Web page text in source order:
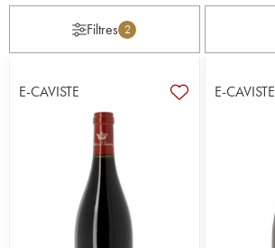
Filtres 2
E-CAVISTE E-CAVISTE